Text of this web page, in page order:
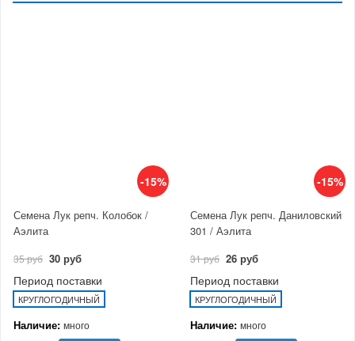
-15%
Семена Лук репч. Колобок /
Аэлита
35 руб 30 руб
Период поставки
КРУГЛОГОДИЧНЫЙ
Наличие: много
-15%
Семена Лук репч. Даниловский
301 / Аэлита
31 руб 26 руб
Период поставки
КРУГЛОГОДИЧНЫЙ
Наличие: много